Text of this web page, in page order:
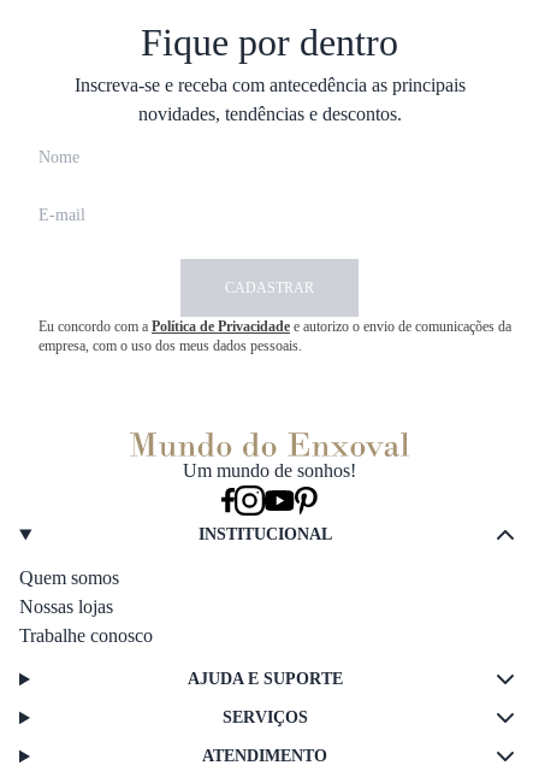
Fique por dentro
Inscreva-se e receba com antecedência as principais
novidades, tendências e descontos.
CADASTRAR
Eu concordo com a Política de Privacidade e autorizo o envio de comunicações da
empresa, com o uso dos meus dados pessoais.
Um mundo de sonhos!
INSTITUCIONAL
Quem somos
Nossas lojas
Trabalhe conosco
AJUDA E SUPORTE
SERVIÇOS
ATENDIMENTO